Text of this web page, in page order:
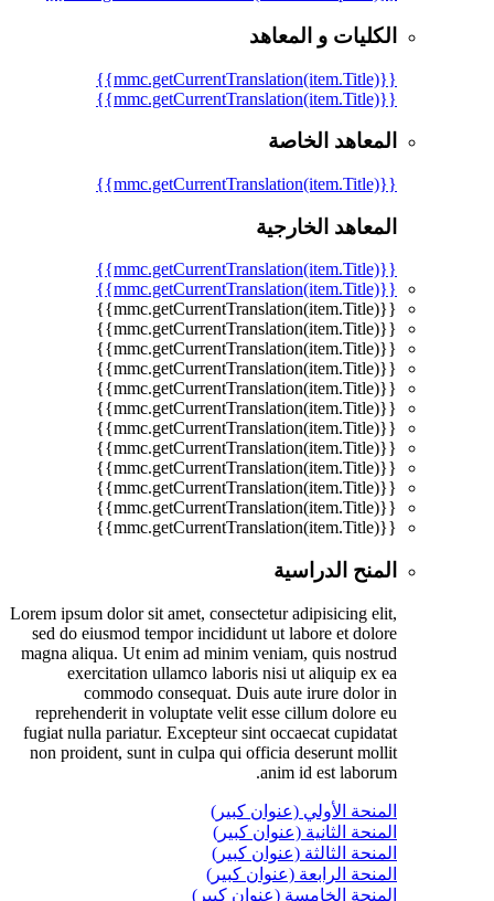
الكليات و المعاهد
{{mmc.getCurrentTranslation(item.Title)}}
{{mmc.getCurrentTranslation(item.Title)}}
المعاهد الخاصة
{{mmc.getCurrentTranslation(item.Title)}}
المعاهد الخارجية
{{mmc.getCurrentTranslation(item.Title)}}
{{mmc.getCurrentTranslation(item.Title)}}
{{mmc.getCurrentTranslation(item.Title)}}
{{mmc.getCurrentTranslation(item.Title)}}
{{mmc.getCurrentTranslation(item.Title)}}
{{mmc.getCurrentTranslation(item.Title)}}
{{mmc.getCurrentTranslation(item.Title)}}
{{mmc.getCurrentTranslation(item.Title)}}
{{mmc.getCurrentTranslation(item.Title)}}
{{mmc.getCurrentTranslation(item.Title)}}
{{mmc.getCurrentTranslation(item.Title)}}
{{mmc.getCurrentTranslation(item.Title)}}
{{mmc.getCurrentTranslation(item.Title)}}
{{mmc.getCurrentTranslation(item.Title)}}
المنح الدراسية
Lorem ipsum dolor sit amet, consectetur adipisicing elit,
sed do eiusmod tempor incididunt ut labore et dolore
magna aliqua. Ut enim ad minim veniam, quis nostrud
exercitation ullamco laboris nisi ut aliquip ex ea
commodo consequat. Duis aute irure dolor in
reprehenderit in voluptate velit esse cillum dolore eu
fugiat nulla pariatur. Excepteur sint occaecat cupidatat
non proident, sunt in culpa qui officia deserunt mollit
anim id est laborum.
المنحة الأولي (عنوان كبير)
المنحة الثانية (عنوان كبير)
المنحة الثالثة (عنوان كبير)
المنحة الرابعة (عنوان كبير)
المنحة الخامسة (عنوان كبير)